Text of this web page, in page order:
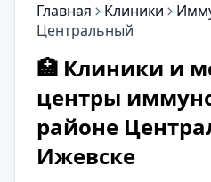
Главная Клиники
Центральный
🏥 Клиники и
центры
районе
Ижевске